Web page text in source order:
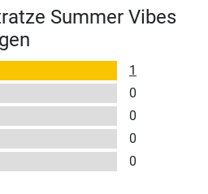
Summer Vibes
1
0
0
0
0